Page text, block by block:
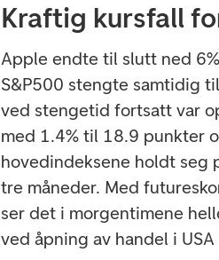
Kraftig kursfall
Apple endte til slutt ned
S&P500 stengte samtidig
ved stengetid fortsatt var
med 1.4% til 18.9 punkter
hovedindeksene holdt seg
tre måneder. Med
ser det i morgentimene
ved åpning av handel i